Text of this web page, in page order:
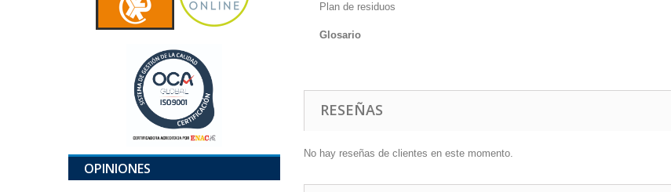
OPINIONES
Plan de residuos
Glosario
RESEÑAS
No hay reseñas de clientes en este momento.